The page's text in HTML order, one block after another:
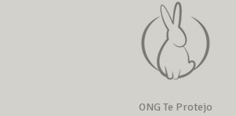
ONG Te Protejo